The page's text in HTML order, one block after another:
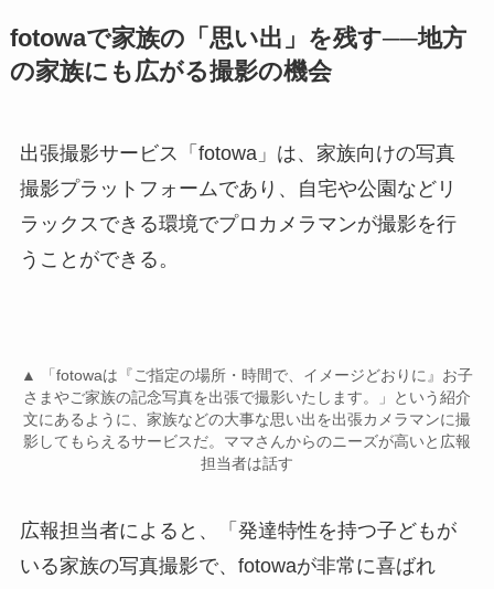
fotowaで家族の「思い出」を残す──地方
の家族にも広がる撮影の機会
出張撮影サービス「fotowa」は、家族向けの写真
撮影プラットフォームであり、自宅や公園などリ
ラックスできる環境でプロカメラマンが撮影を行
うことができる。
▲ 「fotowaは『ご指定の場所・時間で、イメージどおりに』お子
さまやご家族の記念写真を出張で撮影いたします。」という紹介
文にあるように、家族などの大事な思い出を出張カメラマンに撮
影してもらえるサービスだ。ママさんからのニーズが高いと広報
担当者は話す
広報担当者によると、「発達特性を持つ子どもが
いる家族の写真撮影で、fotowaが非常に喜ばれ